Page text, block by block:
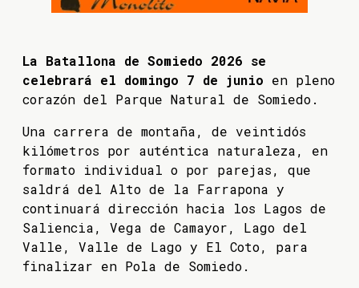
La Batallona de Somiedo 2026 se
celebrará el domingo 7 de junio en pleno
corazón del Parque Natural de Somiedo.
Una carrera de montaña, de veintidós
kilómetros por auténtica naturaleza, en
formato individual o por parejas, que
saldrá del Alto de la Farrapona y
continuará dirección hacia los Lagos de
Saliencia, Vega de Camayor, Lago del
Valle, Valle de Lago y El Coto, para
finalizar en Pola de Somiedo.